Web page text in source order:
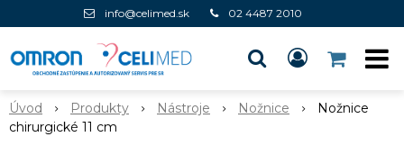
info@celimed.sk 02 4487 2010
Úvod Produkty Nástroje Nožnice
Nožnice
chirurgické 11 cm